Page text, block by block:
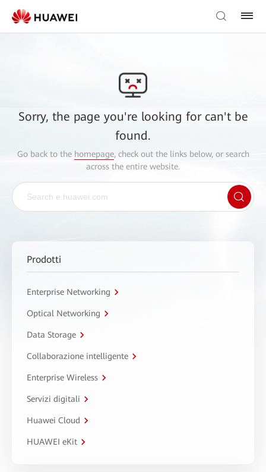
Sorry, the page you're looking for can't be
found.
Go back to the homepage, check out the links below, or search
across the entire website.
Prodotti
Enterprise Networking
Optical Networking
Data Storage
Collaborazione intelligente
Enterprise Wireless
Servizi digitali
Huawei Cloud
HUAWEI eKit